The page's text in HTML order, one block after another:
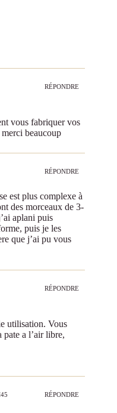
RÉPONDRE
vous fabriquer vos
beaucoup
RÉPONDRE
est plus complexe à
des morceaux de 3-
aplani puis
puis je les
que j’ai pu vous
RÉPONDRE
utilisation. Vous
pate a l’air libre,
RÉPONDRE